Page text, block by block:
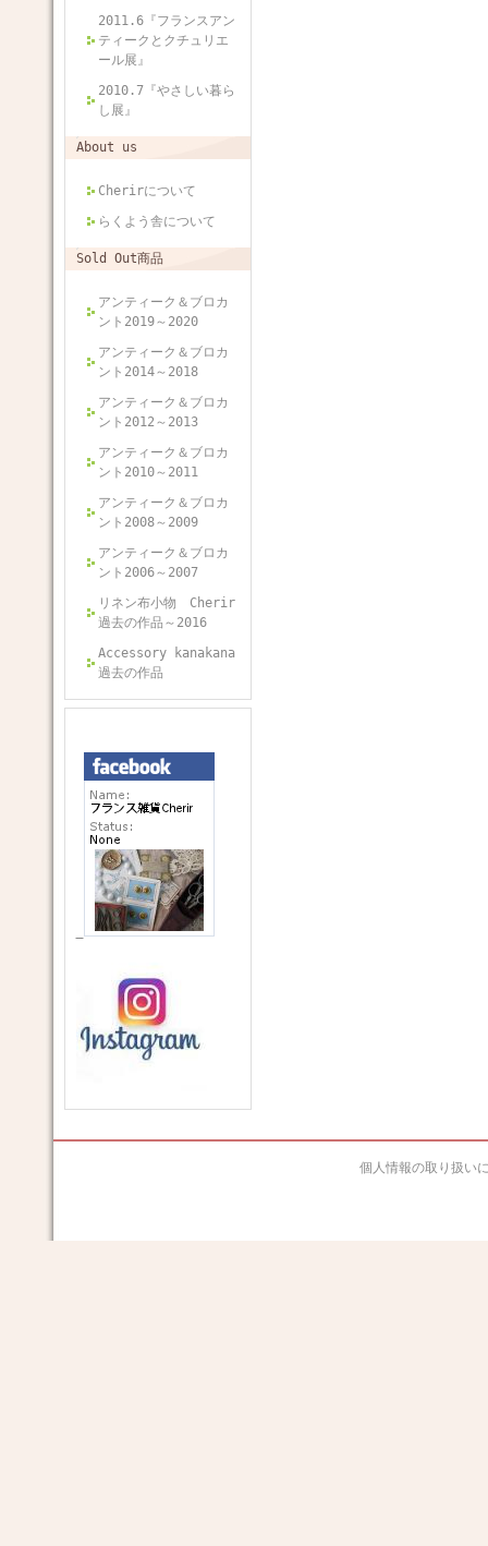
2011.6『フランスアン
ティークとクチュリエ
ール展』
2010.7『やさしい暮ら
し展』
About us
Cherirについて
らくよう舎について
Sold Out商品
アンティーク＆ブロカ
ント2019～2020
アンティーク＆ブロカ
ント2014～2018
アンティーク＆ブロカ
ント2012～2013
アンティーク＆ブロカ
ント2010～2011
アンティーク＆ブロカ
ント2008～2009
アンティーク＆ブロカ
ント2006～2007
リネン布小物 Cherir
過去の作品～2016
Accessory kanakana
過去の作品
個人情報の取り扱い